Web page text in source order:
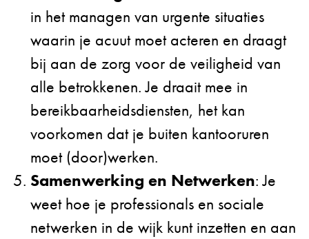
in het managen van urgente situaties
waarin je acuut moet acteren en draagt
bij aan de zorg voor de veiligheid van
alle betrokkenen. Je draait mee in
bereikbaarheidsdiensten, het kan
voorkomen dat je buiten kantooruren
moet (door)werken.
Samenwerking en Netwerken: Je
weet hoe je professionals en sociale
netwerken in de wijk kunt inzetten en aan